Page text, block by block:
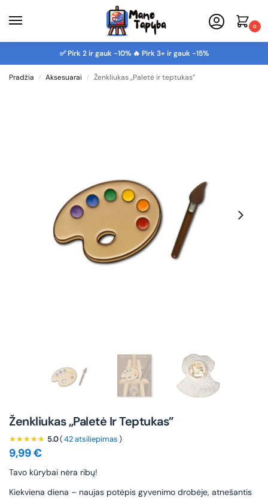
0
✅ Pirk 2 ir gauk -10% 🔥 Pirk 3+ ir gauk -15%
Pradžia / Aksesuarai / Ženkliukas „Paletė ir teptukas”
Ženkliukas „Paletė Ir Teptukas”
★★★★★ 5.0(42 atsiliepimas)
9,99€
Tavo kūrybai nėra ribų!
Kiekviena diena – naujas potėpis gyvenimo drobėje, atnešantis